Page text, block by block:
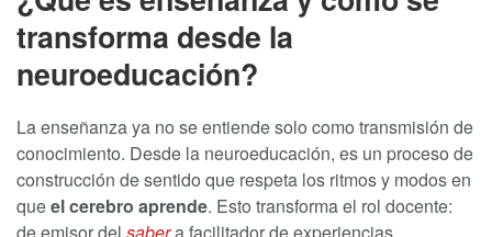
transforma desde la
neuroeducación?
La enseñanza ya no se entiende solo como transmisión de
conocimiento. Desde la neuroeducación, es un proceso de
construcción de sentido que respeta los ritmos y modos en
queel cerebro aprende. Esto transforma el rol docente: